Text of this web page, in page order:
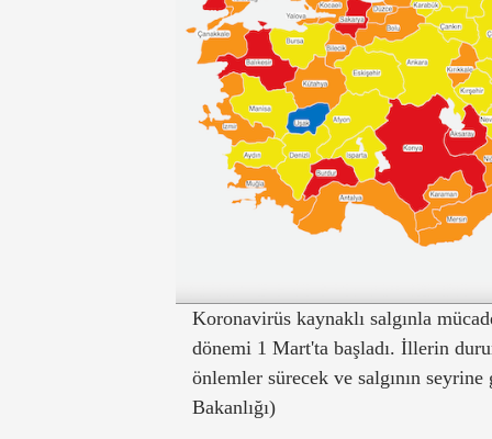
Koronavirüs kaynaklı salgınla
dönemi 1 Mart'ta başladı. İllerin
önlemler sürecek ve salgının
Bakanlığı)